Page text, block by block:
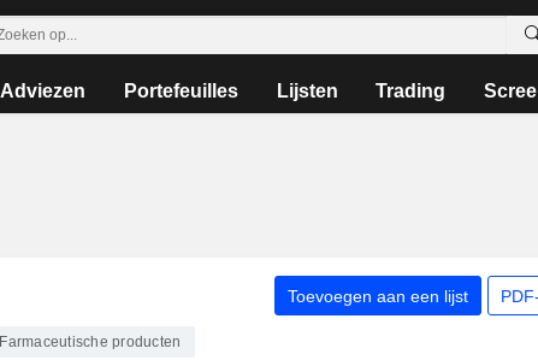
Adviezen Portefeuilles Lijsten Trading
Toevoegen aan een lijst
Farmaceutische producten